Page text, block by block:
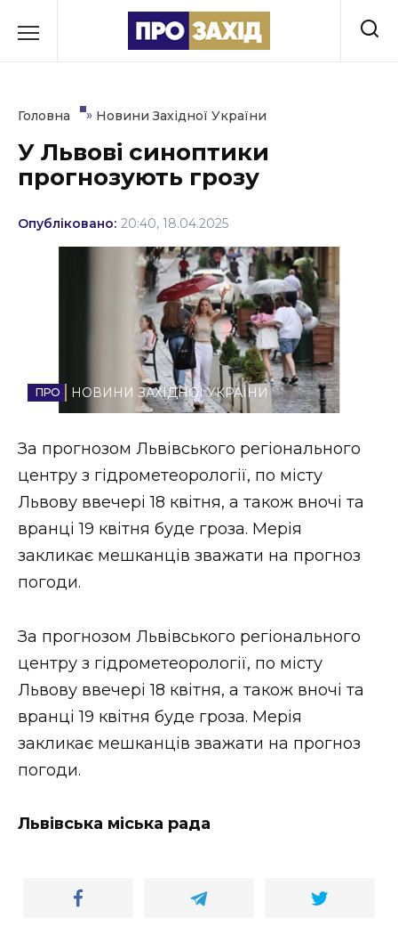
до
Культура
Освіта
Стиль життя
Втрачений Ужгород
Втрачений Ужгород (відеоверсія)
ЗАКАРПАТСЬКІ НОВИНИ
НОВИНИ ЗАХІДНОЇ УКРАЇНИ
Головна » Новини Західної України
У Львові синоптики
прогнозують грозу
Опубліковано: 20:40, 18.04.2025
НОВИНИ ЗАХІДНОЇ УКРАЇНИ
За прогнозом Львівського регіонального
центру з гідрометеорології, по місту
Львову ввечері 18 квітня, а також вночі та
вранці 19 квітня буде гроза. Мерія
закликає мешканців зважати на прогноз
погоди.
За прогнозом Львівського регіонального
центру з гідрометеорології, по місту
Львову ввечері 18 квітня, а також вночі та
вранці 19 квітня буде гроза. Мерія
закликає мешканців зважати на прогноз
погоди.
Львівська міська рада